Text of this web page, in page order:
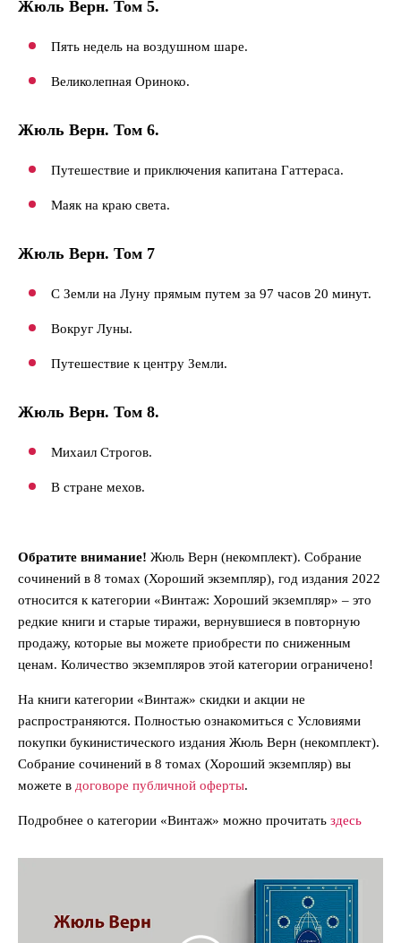
Жюль Верн. Том 5.
Пять недель на воздушном шаре.
Великолепная Ориноко.
Жюль Верн. Том 6.
Путешествие и приключения капитана Гаттераса.
Маяк на краю света.
Жюль Верн. Том 7
С Земли на Луну прямым путем за 97 часов 20 минут.
Вокруг Луны.
Путешествие к центру Земли.
Жюль Верн. Том 8.
Михаил Строгов.
В стране мехов.
Обратите внимание! Жюль Верн (некомплект). Собрание
сочинений в 8 томах (Хороший экземпляр), год издания 2022
относится к категории «Винтаж: Хороший экземпляр» – это
редкие книги и старые тиражи, вернувшиеся в повторную
продажу, которые вы можете приобрести по сниженным
ценам. Количество экземпляров этой категории ограничено!
На книги категории «Винтаж» скидки и акции не
распространяются. Полностью ознакомиться с Условиями
покупки букинистического издания Жюль Верн (некомплект).
Собрание сочинений в 8 томах (Хороший экземпляр) вы
можете в договоре публичной оферты.
Подробнее о категории «Винтаж» можно прочитать здесь